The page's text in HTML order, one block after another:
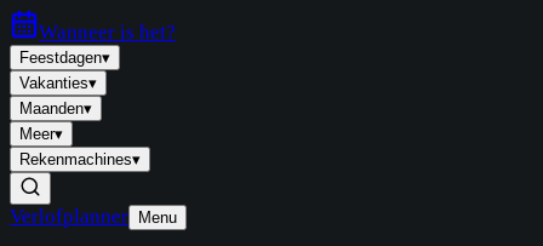
Wanneer is het?
Feestdagen▾
Vakanties▾
Maanden▾
Meer▾
Rekenmachines▾
Verlofplanner Menu